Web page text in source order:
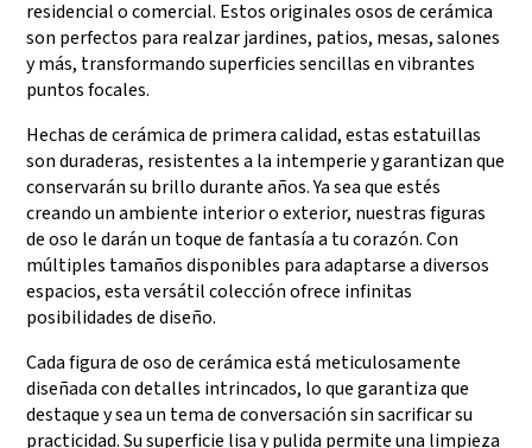
residencial o comercial. Estos originales osos de cerámica
son perfectos para realzar jardines, patios, mesas, salones
y más, transformando superficies sencillas en vibrantes
puntos focales.
Hechas de cerámica de primera calidad, estas estatuillas
son duraderas, resistentes a la intemperie y garantizan que
conservarán su brillo durante años. Ya sea que estés
creando un ambiente interior o exterior, nuestras figuras
de oso le darán un toque de fantasía a tu corazón. Con
múltiples tamaños disponibles para adaptarse a diversos
espacios, esta versátil colección ofrece infinitas
posibilidades de diseño.
Cada figura de oso de cerámica está meticulosamente
diseñada con detalles intrincados, lo que garantiza que
destaque y sea un tema de conversación sin sacrificar su
practicidad. Su superficie lisa y pulida permite una limpieza